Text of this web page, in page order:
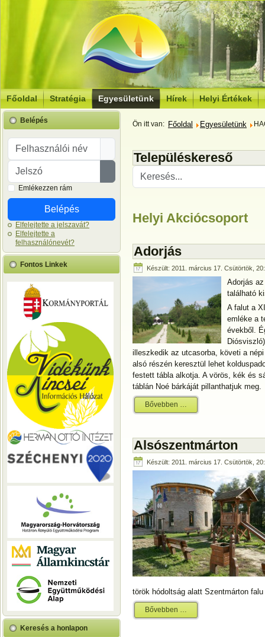
Főoldal Stratégia Egyesületünk Hírek Helyi Értékek
Belépés
Felhasználói név
Jelszó
Jelszó megjelenítése
Emlékezzen rám
Belépés
Elfelejtette a jelszavát?
Elfelejtette a
felhasználónevét?
Fontos Linkek
Keresés a honlapon
Ön itt van: Főoldal Egyesületünk
Településkereső
Helyi Akciócsoport
Adorjás
Készült: 2011. március 17. Csütörtök,
Adorjás
található
A falut a
emléke a
évekből.
illeszkedik az utcasorba, követi a
alsó részén keresztül lehet
festett tábla alkotja. A vörös, kék és
táblán Noé bárkáját pillanthatjuk meg.
Bővebben …
Alsószentmárton
Készült: 2011. március 17. Csütörtök,
török hódoltság alatt Szentmárton
Bővebben …